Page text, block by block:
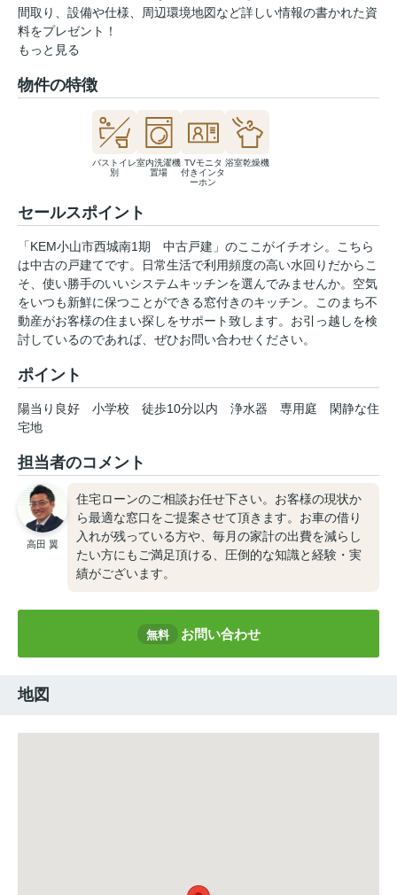
間取り、設備や仕様、周辺環境地図など詳しい情報の書かれた資
料をプレゼント！
もっと見る
物件の特徴
バストイレ
別
室内洗濯機
置場
TVモニタ
付きインタ
ーホン
浴室乾燥機
セールスポイント
「KEM小山市西城南1期 中古戸建」のここがイチオシ。こちら
は中古の戸建てです。日常生活で利用頻度の高い水回りだからこ
そ、使い勝手のいいシステムキッチンを選んでみませんか。空気
をいつも新鮮に保つことができる窓付きのキッチン。このまち不
動産がお客様の住まい探しをサポート致します。お引っ越しを検
討しているのであれば、ぜひお問い合わせください。
ポイント
陽当り良好 小学校 徒歩10分以内 浄水器 専用庭
閑静な住
宅地
担当者のコメント
高田 翼
住宅ローンのご相談お任せ下さい。お客様の現状か
ら最適な窓口をご提案させて頂きます。お車の借り
入れが残っている方や、毎月の家計の出費を減らし
たい方にもご満足頂ける、圧倒的な知識と経験・実
績がございます。
無料 お問い合わせ
地図